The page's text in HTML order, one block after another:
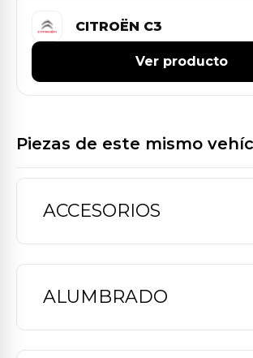
CITROËN C3
Ver producto
Piezas de este mismo
ACCESORIOS
ALUMBRADO